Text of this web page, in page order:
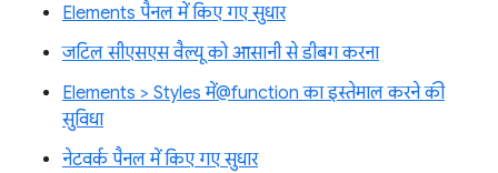
Elements पैनल में किए गए सुधार
जटिल सीएसएस वैल्यू को आसानी से डीबग करना
Elements > Styles में@function का इस्तेमाल करने की
सुविधा
नेटवर्क पैनल में किए गए सुधार